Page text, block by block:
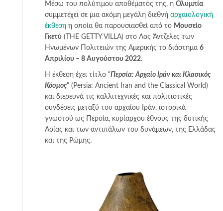
Μέσω του πολύτιμου αποθέματός της, η Ολυμπία
συμμετέχει σε μια ακόμη μεγάλη διεθνή αρχαιολογική
έκθεση η οποία θα παρουσιασθεί από το Μουσείο
Γκετύ (THE GETTY VILLA) στο Λος Άντζελες των
Ηνωμένων Πολιτειών της Αμερικής το διάστημα 6
Απριλίου – 8 Αυγούστου 2022.
Η έκθεση έχει τίτλο “Περσία: Αρχαίο Ιράν και Κλασικός
Κόσμος” (Persia: Ancient Iran and the Classical World)
και διερευνά τις καλλιτεχνικές και πολιτιστικές
συνδέσεις μεταξύ του αρχαίου Ιράν, ιστορικά
γνωστού ως Περσία, κυρίαρχου έθνους της δυτικής
Ασίας και των αντιπάλων του δυνάμεων, της Ελλάδας
και της Ρώμης.